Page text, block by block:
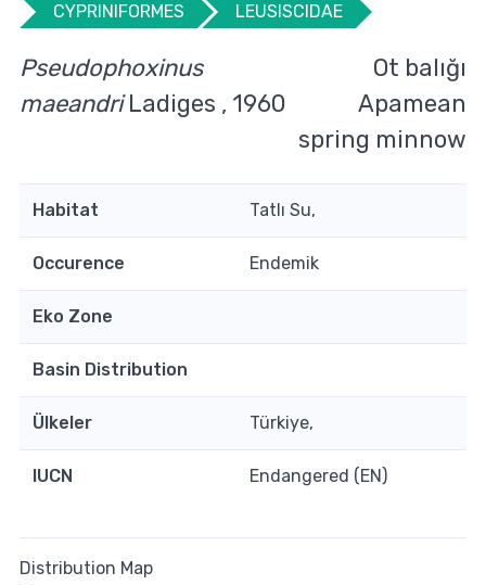
CYPRINIFORMES
LEUSISCIDAE
Pseudophoxinus
maeandriLadiges , 1960
Ot balığı
Apamean
spring minnow
Habitat Tatlı Su,
Occurence Endemik
Eko Zone
Basin Distribution
Ülkeler Türkiye,
IUCN Endangered (EN)
Distribution Map